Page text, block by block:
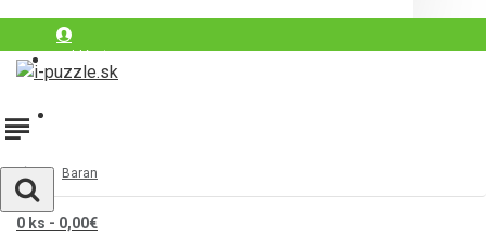
0 ks - 0,00€
Baran